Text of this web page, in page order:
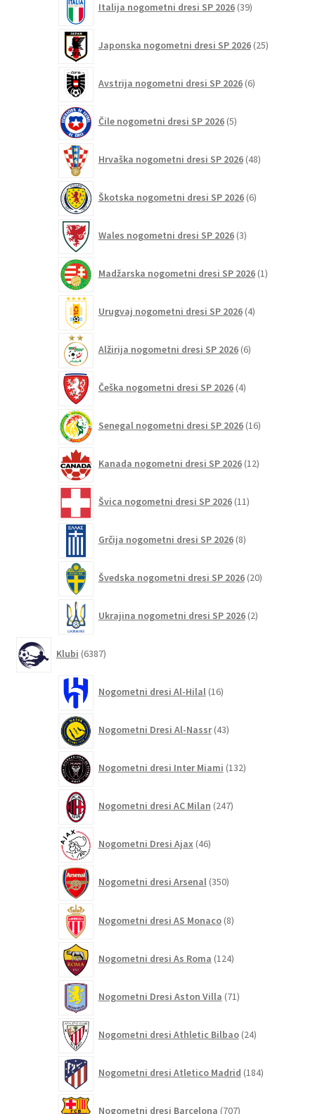
Italija nogometni dresi SP 2026 39izdelkov
Japonska nogometni dresi SP 2026 25izdelkov
Avstrija nogometni dresi SP 2026 6izdelkov
Čile nogometni dresi SP 2026 5izdelkov
Hrvaška nogometni dresi SP 2026 48izdelkov
Škotska nogometni dresi SP 2026 6izdelkov
Wales nogometni dresi SP 2026 3izdelki
Madžarska nogometni dresi SP 2026 1izdelek
Urugvaj nogometni dresi SP 2026 4izdelki
Alžirija nogometni dresi SP 2026 6izdelkov
Češka nogometni dresi SP 2026 4izdelki
Senegal nogometni dresi SP 2026 16izdelkov
Kanada nogometni dresi SP 2026 12izdelkov
Švica nogometni dresi SP 2026 11izdelkov
Grčija nogometni dresi SP 2026 8izdelkov
Švedska nogometni dresi SP 2026 20izdelkov
Ukrajina nogometni dresi SP 2026 2izdelka
Klubi 6387izdelkov
Nogometni dresi Al-Hilal 16izdelkov
Nogometni Dresi Al-Nassr 43izdelkov
Nogometni dresi Inter Miami 132izdelkov
Nogometni dresi AC Milan 247izdelkov
Nogometni Dresi Ajax 46izdelkov
Nogometni dresi Arsenal 350izdelkov
Nogometni dresi AS Monaco 8izdelkov
Nogometni dresi As Roma 124izdelkov
Nogometni Dresi Aston Villa 71izdelkov
Nogometni dresi Athletic Bilbao 24izdelkov
Nogometni dresi Atletico Madrid 184izdelkov
Nogometni dresi Barcelona 707